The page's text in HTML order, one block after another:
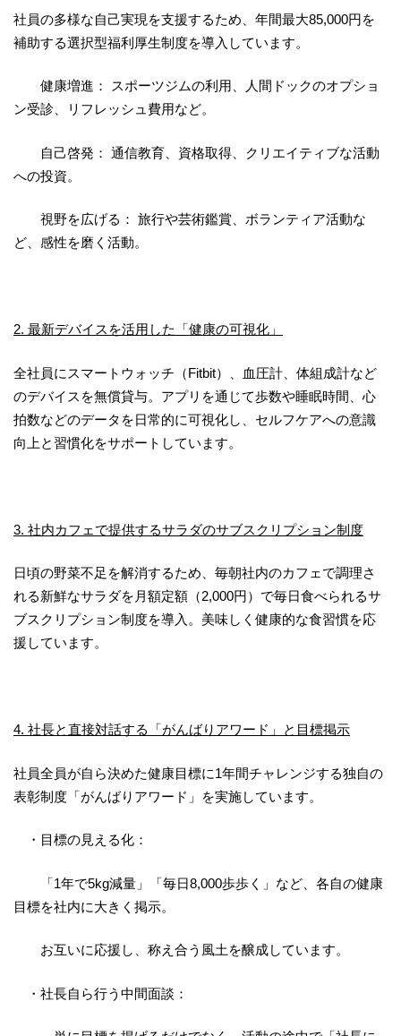
社員の多様な自己実現を支援するため、年間最大85,000円を
補助する選択型福利厚生制度を導入しています。
健康増進： スポーツジムの利用、人間ドックのオプショ
ン受診、リフレッシュ費用など。
自己啓発： 通信教育、資格取得、クリエイティブな活動
への投資。
視野を広げる： 旅行や芸術鑑賞、ボランティア活動な
ど、感性を磨く活動。
2. 最新デバイスを活用した「健康の可視化」
全社員にスマートウォッチ（Fitbit）、血圧計、体組成計など
のデバイスを無償貸与。アプリを通じて歩数や睡眠時間、心
拍数などのデータを日常的に可視化し、セルフケアへの意識
向上と習慣化をサポートしています。
3. 社内カフェで提供するサラダのサブスクリプション制度
日頃の野菜不足を解消するため、毎朝社内のカフェで調理さ
れる新鮮なサラダを月額定額（2,000円）で毎日食べられるサ
ブスクリプション制度を導入。美味しく健康的な食習慣を応
援しています。
4. 社長と直接対話する「がんばりアワード」と目標掲示
社員全員が自ら決めた健康目標に1年間チャレンジする独自の
表彰制度「がんばりアワード」を実施しています。
・目標の見える化：
「1年で5kg減量」「毎日8,000歩歩く」など、各自の健康
目標を社内に大きく掲示。
お互いに応援し、称え合う風土を醸成しています。
・社長自ら行う中間面談：